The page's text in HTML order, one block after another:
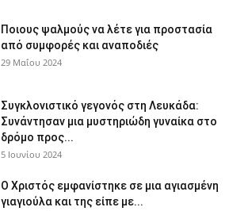
Ποιους ψαλμούς να λέτε για προστασία
από συμφορές και αναποδιές
29 Μαΐου 2024
Συγκλονιστικό γεγονός στη Λευκάδα:
Συνάντησαν μια μυστηριώδη γυναίκα στο
δρόμο προς...
5 Ιουνίου 2024
Ο Χριστός εμφανίστηκε σε μια αγιασμένη
γιαγιούλα και της είπε με...